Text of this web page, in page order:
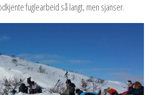
fuglearbeid så langt, men sjanser.